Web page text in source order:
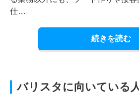
仕…
続きを読む
バリスタに向いている